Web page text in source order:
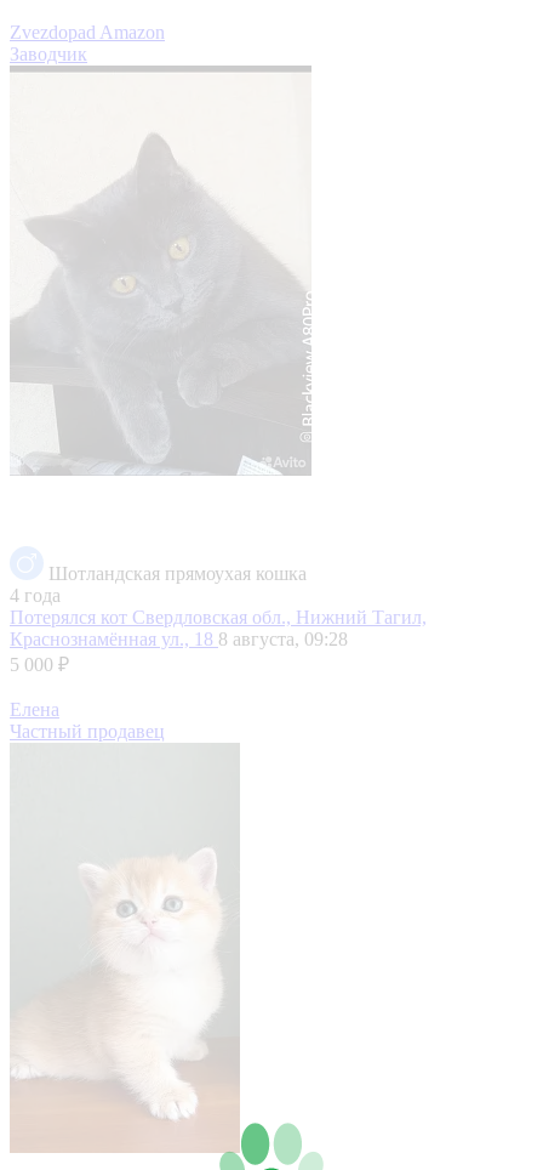
Zvezdopad Amazon
Заводчик
Шотландская прямоухая кошка
4 года
Потерялся кот Свердловская обл., Нижний Тагил,
Краснознамённая ул., 18 8 августа, 09:28
5 000 ₽
Елена
Частный продавец